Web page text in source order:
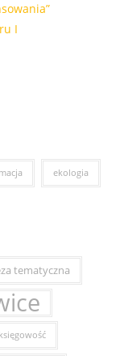
I
ekologia
tematyczna
księgowość